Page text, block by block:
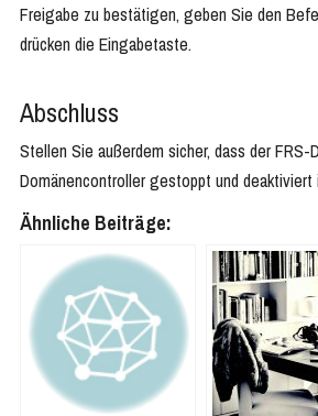
Freigabe zu bestätigen, geben Sie den
drücken die Eingabetaste.
Abschluss
Stellen Sie außerdem sicher, dass der FRS-
Domänencontroller gestoppt und deaktiviert
Ähnliche Beiträge: